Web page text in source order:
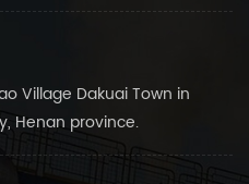
Village Dakuai Town in
Henan province.